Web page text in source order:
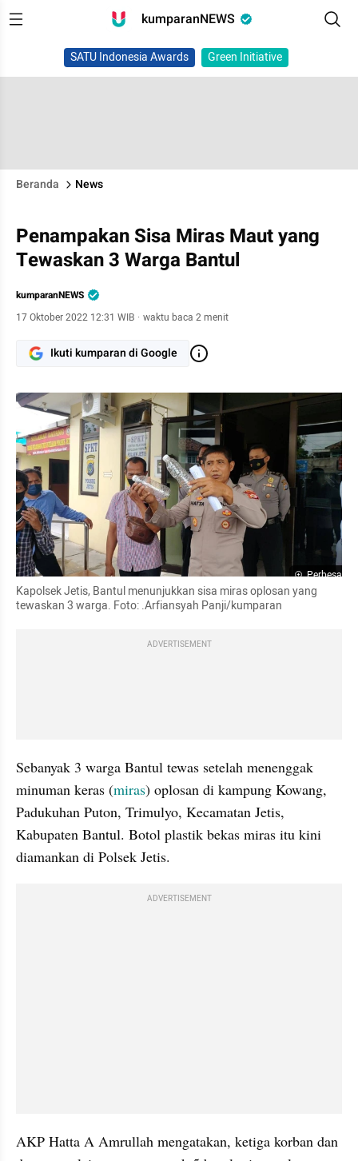
kumparanNEWS
SATU Indonesia Awards Green Initiative
Beranda News
Penampakan Sisa Miras Maut yang
Tewaskan 3 Warga Bantul
kumparanNEWS
17 Oktober 2022 12:31 WIB · waktu baca 2 menit
Ikuti kumparan di Google
Perbesar
Kapolsek Jetis, Bantul menunjukkan sisa miras oplosan yang
tewaskan 3 warga. Foto: .Arfiansyah Panji/kumparan
ADVERTISEMENT
Sebanyak 3 warga Bantul tewas setelah menenggak
minuman keras (miras) oplosan di kampung Kowang,
Padukuhan Puton, Trimulyo, Kecamatan Jetis,
Kabupaten Bantul. Botol plastik bekas miras itu kini
diamankan di Polsek Jetis.
ADVERTISEMENT
AKP Hatta A Amrullah mengatakan, ketiga korban dan